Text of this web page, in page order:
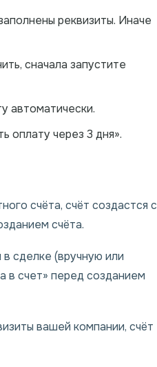
реквизиты. Иначе
сначала запустите
автоматически.
оплату через 3 дня».
счёта, счёт создастся с
счёта.
сделке (вручную или
в счет» перед созданием
вашей компании, счёт